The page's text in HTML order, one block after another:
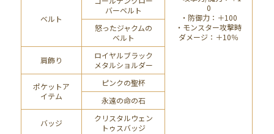
0
・防御力：＋100
・モンスター攻撃時
ダメージ：＋10％
ベルト
バーベルト
怒ったジャクムの
ベルト
肩飾り
ロイヤルブラック
メタルショルダー
ポケットア
イテム
ピンクの聖杯
永遠の命の石
バッジ
クリスタルウェン
トゥスバッジ